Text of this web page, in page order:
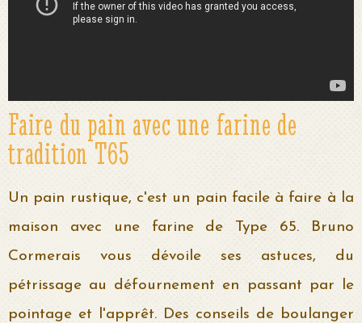
Faire du pain avec une farine de
tradition T65
Un pain rustique, c'est un pain facile à faire à la
maison avec une farine de Type 65. Bruno
Cormerais vous dévoile ses astuces, du
pétrissage au défournement en passant par le
pointage et l'apprêt. Des conseils de boulanger